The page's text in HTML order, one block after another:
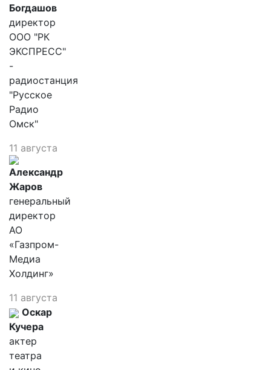
Богдашов
директор
ООО "РК
ЭКСПРЕСС"
-
радиостанция
"Русское
Радио
Омск"
11 августа
Александр
Жаров
генеральный
директор
АО
«Газпром-
Медиа
Холдинг»
11 августа
Оскар
Кучера
актер
театра